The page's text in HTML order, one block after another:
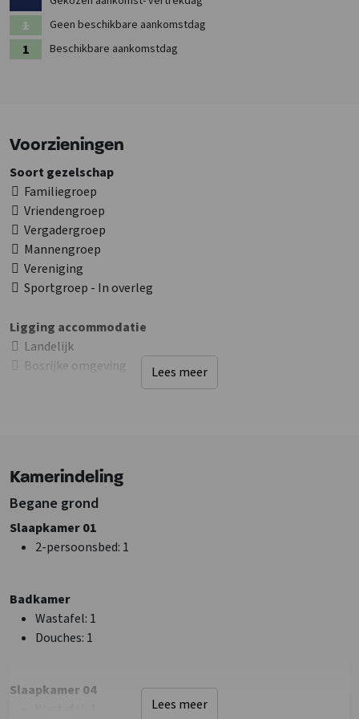
Geen beschikbare aankomstdag
Beschikbare aankomstdag
Voorzieningen
Ligging accommodatie
Landelijk
Bosrijke omgeving
Tuinmeubilair
Barbecueën toegestaan
Kampvuurplaats
Trampoline
Badkamers
Wastafel: 5
Douches: 1
CV Aanwezig
Soort gezelschap
Familiegroep
Vriendengroep
Vergadergroep
Mannengroep
Vereniging
Sportgroep - In overleg
Lees meer
Kamerindeling
Begane grond
Slaapkamer 01
2-persoonsbed: 1
Badkamer
Wastafel: 1
Douches: 1
Slaapkamer 04
Lees meer